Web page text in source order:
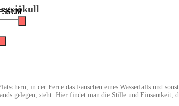
in der Ferne das Rauschen eines Wasserfalls und
gelegen, steht. Hier findet man die Stille und Einsamkeit,